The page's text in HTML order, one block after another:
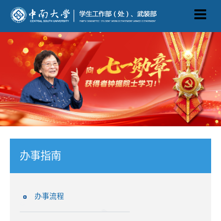
办事指南
办事流程